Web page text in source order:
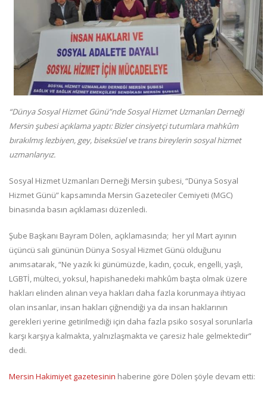
“Dünya Sosyal Hizmet Günü”nde Sosyal Hizmet Uzmanları Derneği
Mersin şubesi açıklama yaptı: Bizler cinsiyetçi tutumlara mahkûm
bırakılmış lezbiyen, gey, biseksüel ve trans bireylerin sosyal hizmet
uzmanlarıyız.
Sosyal Hizmet Uzmanları Derneği Mersin şubesi, “Dünya Sosyal
Hizmet Günü” kapsamında Mersin Gazeteciler Cemiyeti (MGC)
binasında basın açıklaması düzenledi.
Şube Başkanı Bayram Dölen, açıklamasında; her yıl Mart ayının
üçüncü salı gününün Dünya Sosyal Hizmet Günü olduğunu
anımsatarak, “Ne yazık ki günümüzde, kadın, çocuk, engelli, yaşlı,
LGBTİ, mülteci, yoksul, hapishanedeki mahkûm başta olmak üzere
hakları elinden alınan veya hakları daha fazla korunmaya ihtiyacı
olan insanlar, insan hakları çiğnendiği ya da insan haklarının
gerekleri yerine getirilmediği için daha fazla psiko sosyal sorunlarla
karşı karşıya kalmakta, yalnızlaşmakta ve çaresiz hale gelmektedir”
dedi.
Mersin Hakimiyet gazetesinin haberine göre Dölen şöyle devam etti: